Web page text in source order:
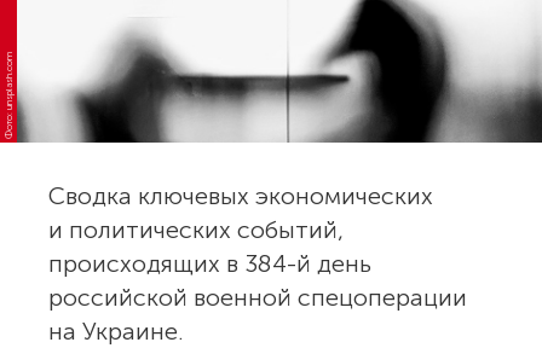
Фото: unsplash.com
Сводка ключевых экономических
и политических событий,
происходящих в 384-й день
российской военной спецоперации
на Украине.